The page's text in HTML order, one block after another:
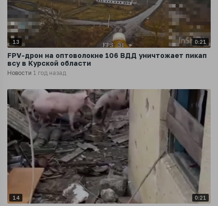
13 0:21
FPV-дрон на оптоволокне 106 ВДД уничтожает пикап
всу в Курской области
Новости 1 год назад
14 0:21